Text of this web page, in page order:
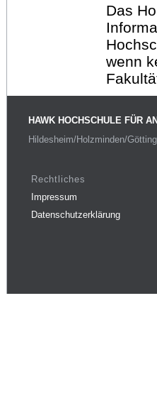
Das
wenn
HAWK HOCHSCHULE FÜR
Hildesheim/Holzminden/
Rechtliches
Impressum
Datenschutzerklärung